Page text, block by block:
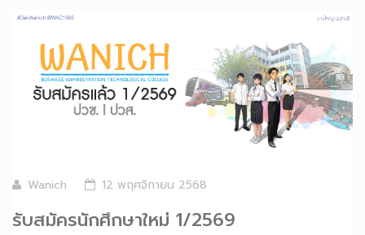
Wanich 12 พฤศจิกายน 2568
รับสมัครนักศึกษาใหม่ 1/2569